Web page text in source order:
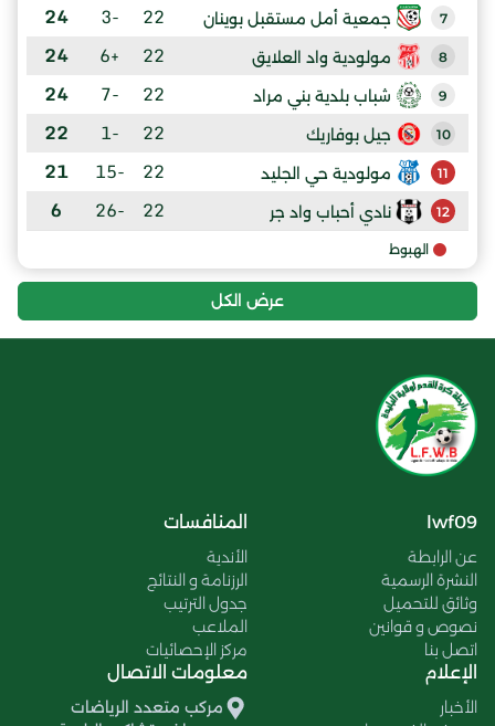
7 جمعية أمل مستقبل بوينان 22
-3
24
8 مولودية واد العلايق 22
+6
24
9 شباب بلدية بني مراد 22
-7
24
10 جيل بوفاريك 22
-1
22
11 مولودية حي الجليد 22
-15
21
12 نادي أحباب واد جر 22
-26
6
الهبوط
عرض الكل
lwf09
عن الرابطة
النشرة الرسمية
وثائق للتحميل
نصوص و قوانين
اتصل بنا
المنافسات
الأندية
الرزنامة و النتائج
جدول الترتيب
الملاعب
مركز الإحصائيات
الإعلام
الأخبار
معلومات الاتصال
مركب متعدد الرياضات